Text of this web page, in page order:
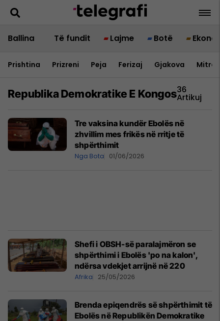
Ballina Të fundit Lajme Botë
Prishtina Prizreni Peja Ferizaj Gjakova
Republika Demokratike E Kongos36
Artikuj
Tre vaksina kundër Ebolës në
zhvillim mes frikës në rritje të
shpërthimit
Nga Bota 01/06/2026
Shefi i OBSH-së paralajmëron se
shpërthimi i Ebolës 'po na kalon',
ndërsa vdekjet arrijnë në 220
Afrika 25/05/2026
Brenda epiqendrës së shpërthimit të
Ebolës në Republikën Demokratike